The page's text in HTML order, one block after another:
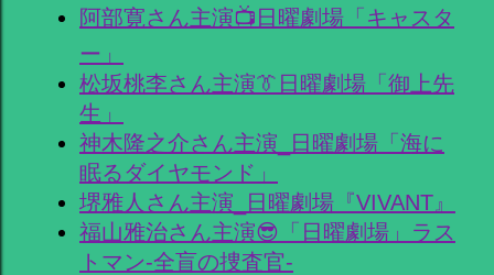
阿部寛さん主演📺日曜劇場「キャスタ
ー」
松坂桃李さん主演👔日曜劇場「御上先
生」
神木隆之介さん主演_日曜劇場「海に
眠るダイヤモンド」
堺雅人さん主演_日曜劇場『VIVANT』
福山雅治さん主演😎「日曜劇場」ラス
トマン-全盲の捜査官-